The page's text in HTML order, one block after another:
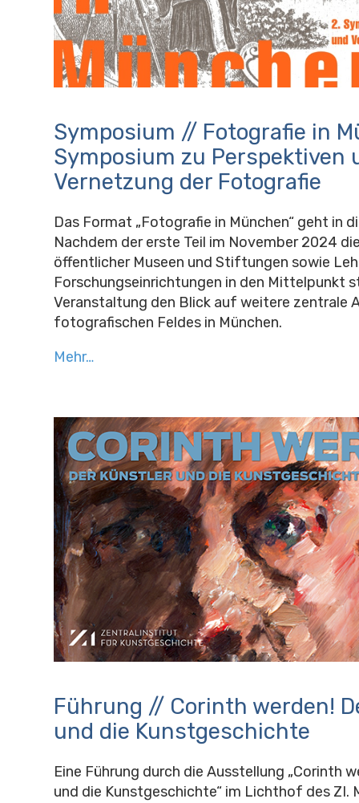
Symposium // Fotografie in
Symposium zu Perspektiven
Vernetzung der Fotografie
Das Format „Fotografie in München“ geht in
Nachdem der erste Teil im November 2024
öffentlicher Museen und Stiftungen sowie
Forschungseinrichtungen in den Mittelpunkt
Veranstaltung den Blick auf weitere zentrale
fotografischen Feldes in München.
Mehr…
Führung // Corinth werden!
und die Kunstgeschichte
Eine Führung durch die Ausstellung „Corinth
und die Kunstgeschichte“ im Lichthof des ZI.